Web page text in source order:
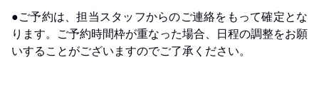
●ご予約は、担当スタッフからのご連絡をもって確定とな
ります。ご予約時間枠が重なった場合、日程の調整をお願
いすることがございますのでご了承ください。